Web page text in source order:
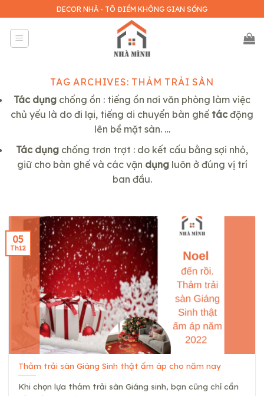
to
content
DECOR NHÀ - TÔ ĐIỂM KHÔNG GIAN SỐNG
TAG ARCHIVES: THẢM TRẢI SÀN
Tác dụng chống ồn : tiếng ồn nơi văn phòng làm việc
chủ yếu là do đi lại, tiếng di chuyển bàn ghế tácđộng
lên bề mặt sàn. …
Tác dụng chống trơn trợt : do kết cấu bằng sợi nhỏ,
giữ cho bàn ghế và các vận dụngluôn ở đúng vị trí
ban đầu.
Thảm trải sàn Giáng Sinh thật ấm áp cho năm nay
Khi chọn lựa thảm trải sàn Giáng sinh, bạn cũng chỉ cần
05
Th12